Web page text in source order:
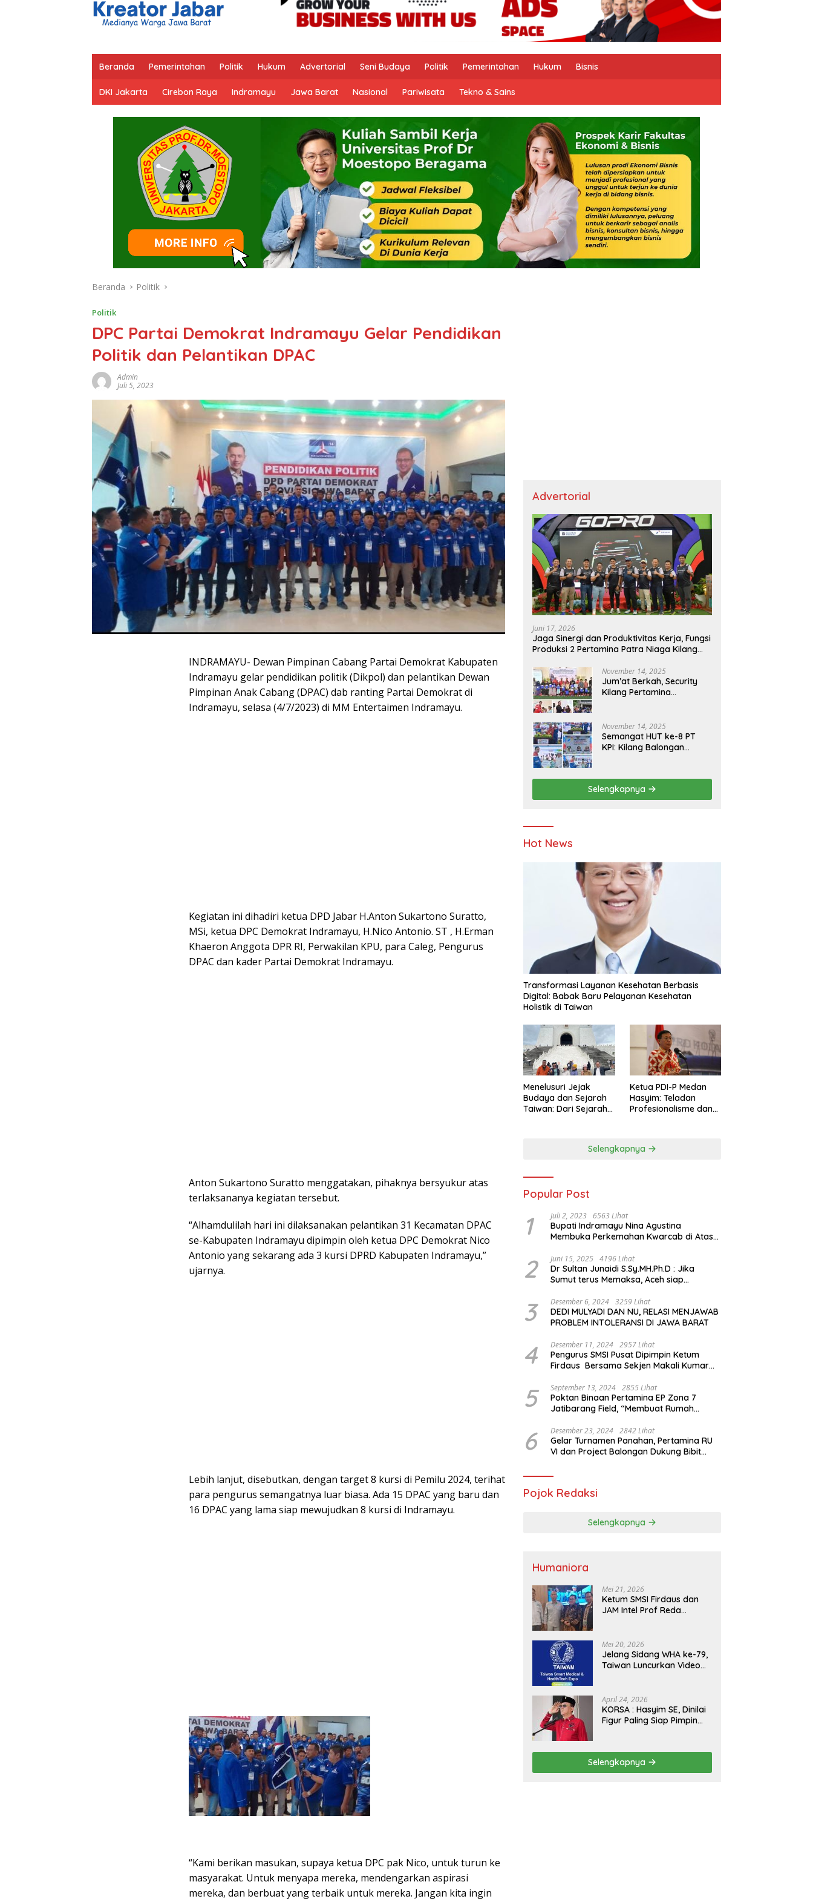
Beranda Pemerintahan Politik Hukum Advertorial Seni Budaya Politik Pemerintahan Hukum Bisnis
DKI Jakarta Cirebon Raya Indramayu Jawa Barat Nasional Pariwisata Tekno & Sains
Beranda Politik
Politik
DPC Partai Demokrat Indramayu Gelar Pendidikan
Politik dan Pelantikan DPAC
Admin
Juli 5, 2023
INDRAMAYU- Dewan Pimpinan Cabang Partai Demokrat Kabupaten
Indramayu gelar pendidikan politik (Dikpol) dan pelantikan Dewan
Pimpinan Anak Cabang (DPAC) dab ranting Partai Demokrat di
Indramayu, selasa (4/7/2023) di MM Entertaimen Indramayu.
Kegiatan ini dihadiri ketua DPD Jabar H.Anton Sukartono Suratto,
MSi, ketua DPC Demokrat Indramayu, H.Nico Antonio. ST , H.Erman
Khaeron Anggota DPR RI, Perwakilan KPU, para Caleg, Pengurus
DPAC dan kader Partai Demokrat Indramayu.
Anton Sukartono Suratto menggatakan, pihaknya bersyukur atas
terlaksananya kegiatan tersebut.
“Alhamdulilah hari ini dilaksanakan pelantikan 31 Kecamatan DPAC
se-Kabupaten Indramayu dipimpin oleh ketua DPC Demokrat Nico
Antonio yang sekarang ada 3 kursi DPRD Kabupaten Indramayu,”
ujarnya.
Lebih lanjut, disebutkan, dengan target 8 kursi di Pemilu 2024, terihat
para pengurus semangatnya luar biasa. Ada 15 DPAC yang baru dan
16 DPAC yang lama siap mewujudkan 8 kursi di Indramayu.
“Kami berikan masukan, supaya ketua DPC pak Nico, untuk turun ke
masyarakat. Untuk menyapa mereka, mendengarkan aspirasi
mereka, dan berbuat yang terbaik untuk mereka. Jangan kita ingin
Advertorial
Juni 17, 2026
Jaga Sinergi dan Produktivitas Kerja, Fungsi
Produksi 2 Pertamina Patra Niaga Kilang
November 14, 2025
Jum’at Berkah, Security
Kilang Pertamina
November 14, 2025
Semangat HUT ke-8 PT
KPI: Kilang Balongan
Berbagi Bersama
Penyandang Disabilitas
dan Yayasan Pendidikan
Selengkapnya
Hot News
Transformasi Layanan Kesehatan Berbasis
Digital: Babak Baru Pelayanan Kesehatan
Holistik di Taiwan
Menelusuri Jejak
Budaya dan Sejarah
Taiwan: Dari Sejarah
Sejarah Chiang Kai-
Ketua PDI-P Medan
Hasyim: Teladan
Profesionalisme dan
Selengkapnya
Popular Post
1 Juli 2, 2023 6563 Lihat
Bupati Indramayu Nina Agustina
Membuka Perkemahan Kwarcab di Atas
2 Juni 15, 2025 4196 Lihat
Dr Sultan Junaidi S.Sy.MH.Ph.D : Jika
Sumut terus Memaksa, Aceh siap
Internasional
3 Desember 6, 2024 3259 Lihat
DEDI MULYADI DAN NU, RELASI MENJAWAB
PROBLEM INTOLERANSI DI JAWA BARAT
4 Desember 11, 2024 2957 Lihat
Pengurus SMSI Pusat Dipimpin Ketum
Firdaus Bersama Sekjen Makali Kumar
Yusuf
5 September 13, 2024 2855 Lihat
Poktan Binaan Pertamina EP Zona 7
Jatibarang Field, “Membuat Rumah
Tikus
6 Desember 23, 2024 2842 Lihat
Gelar Turnamen Panahan, Pertamina RU
VI dan Project Balongan Dukung Bibit
Pojok Redaksi
Selengkapnya
Humaniora
Mei 21, 2026
Ketum SMSI Firdaus dan
JAM Intel Prof Reda
SMSI Sukseskan Jaga
Desa dan Jaga Dapur
MBG, Perkuat Pengawasan
Mei 20, 2026
Jelang Sidang WHA ke-79,
Taiwan Luncurkan Video
Inovasi Kesehatan Global
April 24, 2026
KORSA : Hasyim SE, Dinilai
Figur Paling Siap Pimpin
Selengkapnya